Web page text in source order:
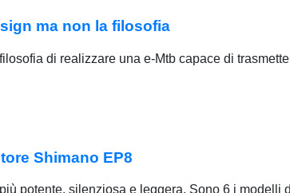
ma non la filosofia
di realizzare una e-Mtb capace di
Shimano EP8
potente, silenziosa e leggera. Sono 6 i modelli